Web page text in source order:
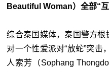
Beautiful Woman）全部“互
综合泰国媒体，泰国警方
对一个性爱派对“放蛇”突击
人索芳（Sophang